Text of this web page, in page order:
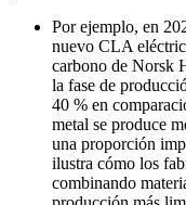
Por ejemplo, en
nuevo CLA
carbono de Norsk
la fase de
40 % en
metal se produce
una proporción
ilustra cómo los
combinando